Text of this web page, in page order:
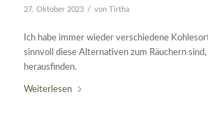
27. Oktober 2023 / von Tirtha
Ich habe immer wieder verschiedene
sinnvoll diese Alternativen zum Räuchern
herausfinden.
Weiterlesen